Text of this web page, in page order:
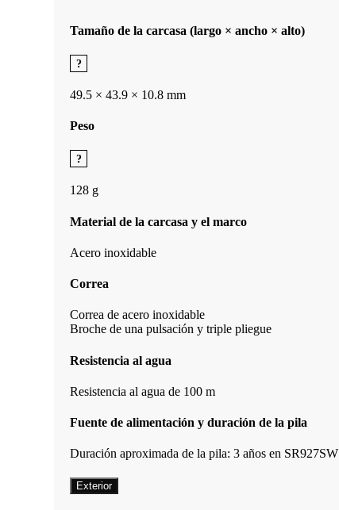
Tamaño de la carcasa (largo × ancho × alto)
49.5 × 43.9 × 10.8 mm
Peso
128 g
Material de la carcasa y el marco
Acero inoxidable
Correa
Correa de acero inoxidable
Broche de una pulsación y triple pliegue
Resistencia al agua
Resistencia al agua de 100 m
Fuente de alimentación y duración de la pila
Duración aproximada de la pila: 3 años en SR927SW
Exterior